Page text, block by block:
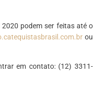
podem ser feitas até o
ou
em contato: (12) 3311-